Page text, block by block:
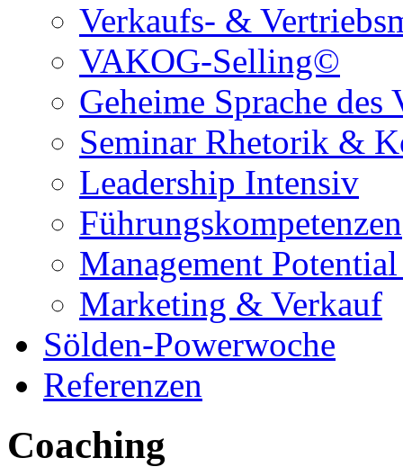
Verkaufs- &
VAKOG-Selling©
Geheime Sprache
Seminar Rhetorik &
Leadership Intensiv
Führungskompetenzen
Management
Marketing & Verkauf
Sölden-Powerwoche
Referenzen
Coaching